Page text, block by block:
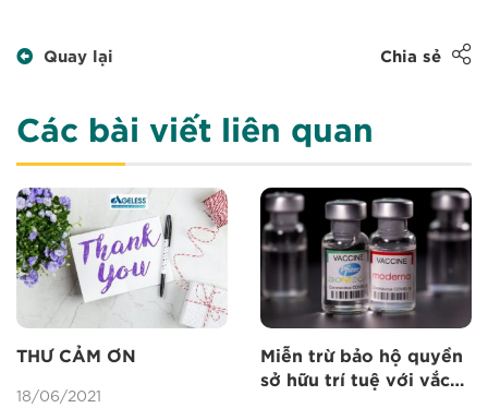
Quay lại Chia sẻ
Các bài viết liên quan
THƯ CẢM ƠN
18/06/2021
Miễn trừ bảo hộ quyền
sở hữu trí tuệ với vắc